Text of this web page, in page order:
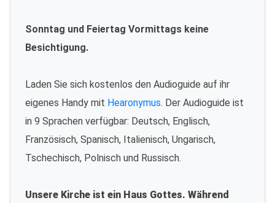
Sonntag und Feiertag Vormittags keine
Besichtigung.
Laden Sie sich kostenlos den Audioguide auf ihr
eigenes Handy mit Hearonymus. Der Audioguide ist
in 9 Sprachen verfügbar: Deutsch, Englisch,
Französisch, Spanisch, Italienisch, Ungarisch,
Tschechisch, Polnisch und Russisch.
Unsere Kirche ist ein Haus Gottes. Während